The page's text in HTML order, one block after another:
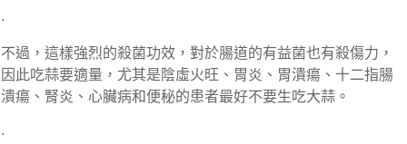
.
不過，這樣強烈的殺菌功效，對於腸道的有益菌也有殺傷力，
因此吃蒜要適量，尤其是陰虛火旺、胃炎、胃潰瘍、十二指腸
潰瘍、腎炎、心臟病和便秘的患者最好不要生吃大蒜。
.